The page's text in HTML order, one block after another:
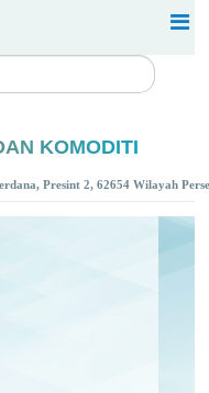
KOMODITI
Presint 2, 62654 Wilayah